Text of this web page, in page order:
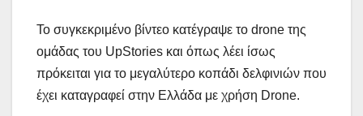
Το συγκεκριμένο βίντεο κατέγραψε το drone της
ομάδας του UpStories και όπως λέει ίσως
πρόκειται για το μεγαλύτερο κοπάδι δελφινιών που
έχει καταγραφεί στην Ελλάδα με χρήση Drone.